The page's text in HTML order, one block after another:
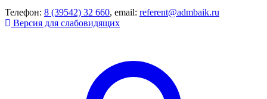
Телефон: 8 (39542) 32 660, email: referent@admbaik.ru
Версия для слабовидящих